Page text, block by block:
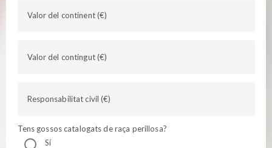
Valor del continent (€)
Valor del contingut (€)
Responsabilitat civil (€)
Tens gossos catalogats de raça perillosa?
Sí